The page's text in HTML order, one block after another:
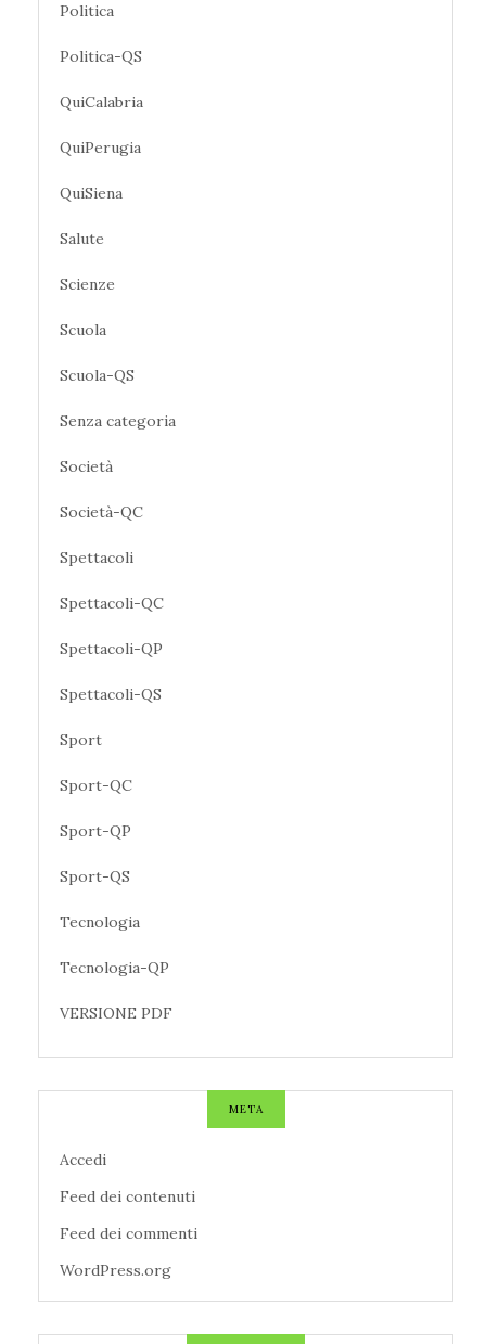
Politica
Politica-QS
QuiCalabria
QuiPerugia
QuiSiena
Salute
Scienze
Scuola
Scuola-QS
Senza categoria
Società
Società-QC
Spettacoli
Spettacoli-QC
Spettacoli-QP
Spettacoli-QS
Sport
Sport-QC
Sport-QP
Sport-QS
Tecnologia
Tecnologia-QP
VERSIONE PDF
META
Accedi
Feed dei contenuti
Feed dei commenti
WordPress.org